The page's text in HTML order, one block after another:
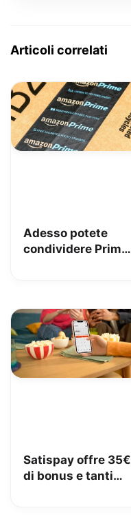
Articoli correlati
Adesso potete
condividere Prime
Satispay offre 35€
di bonus e tanti